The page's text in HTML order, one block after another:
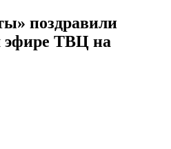
поздравили
эфире ТВЦ на